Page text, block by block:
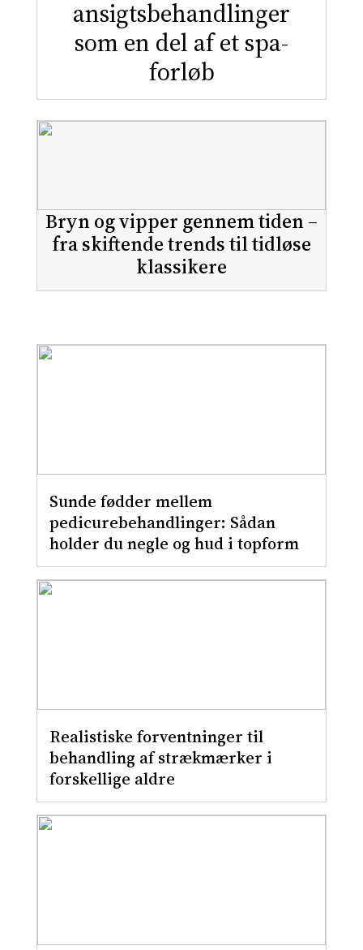
ansigtsbehandlinger
som en del af et spa-
forløb
Bryn og vipper gennem tiden –
fra skiftende trends til tidløse
klassikere
Sunde fødder mellem
pedicurebehandlinger: Sådan
holder du negle og hud i topform
Realistiske forventninger til
behandling af strækmærker i
forskellige aldre